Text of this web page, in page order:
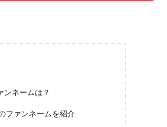
ンネームは？
ファンネームを紹介